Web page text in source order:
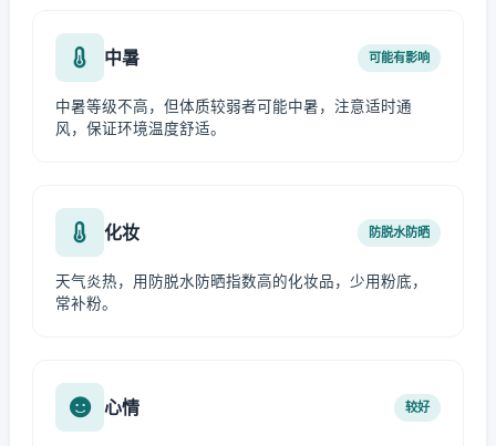
中暑 可能有影响
中暑等级不高，但体质较弱者可能中暑，注意适时通
风，保证环境温度舒适。
化妆 防脱水防晒
天气炎热，用防脱水防晒指数高的化妆品，少用粉底，
常补粉。
心情 较好